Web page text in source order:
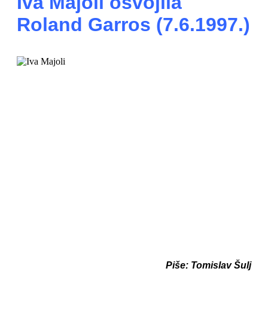
Roland Garros (7.6.1997.)
Piše: Tomislav Šulj